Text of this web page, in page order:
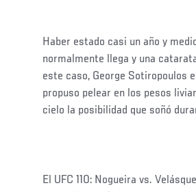
Haber estado casi un año y
normalmente llega y una
este caso, George Sotiropoulos
propuso pelear en los pesos
cielo la posibilidad que soñó
El UFC 110: Nogueira vs.